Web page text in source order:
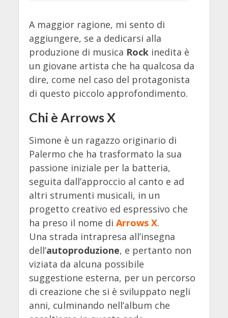
A maggior ragione, mi sento di
aggiungere, se a dedicarsi alla
produzione di musica Rockinedita è
un giovane artista che ha qualcosa da
dire, come nel caso del protagonista
di questo piccolo approfondimento.
Chi è Arrows X
Simone è un ragazzo originario di
Palermo che ha trasformato la sua
passione iniziale per la batteria,
seguita dall’approccio al canto e ad
altri strumenti musicali, in un
progetto creativo ed espressivo che
ha preso il nome di Arrows X.
Una strada intrapresa all’insegna
dell’autoproduzione, e pertanto non
viziata da alcuna possibile
suggestione esterna, per un percorso
di creazione che si è sviluppato negli
anni, culminando nell’album che